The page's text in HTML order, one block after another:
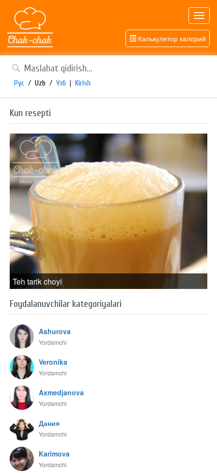
Калькулятор калорий
Рус / Uzb / Узб | Kirish
Kun resepti
Teh tarik choyi
Foydalanuvchilar kategoriyalari
Ashurova
Yordamchi
Veronika
Yordamchi
Axmedjanova
Yordamchi
Дания
Yordamchi
Karimova
Yordamchi